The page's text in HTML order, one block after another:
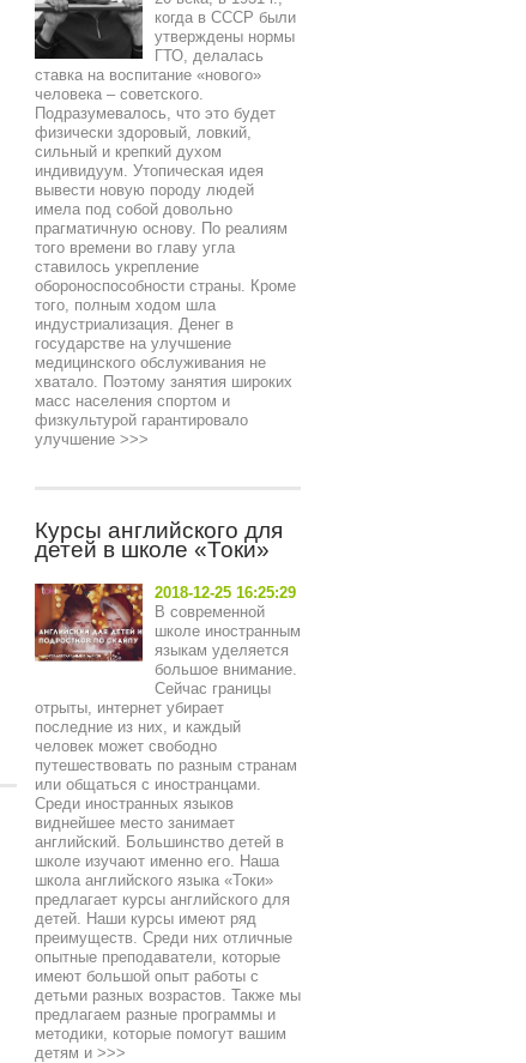
когда в СССР были
утверждены нормы
ГТО, делалась
ставка на воспитание «нового»
человека – советского.
Подразумевалось, что это будет
физически здоровый, ловкий,
сильный и крепкий духом
индивидуум. Утопическая идея
вывести новую породу людей
имела под собой довольно
прагматичную основу. По реалиям
того времени во главу угла
ставилось укрепление
обороноспособности страны. Кроме
того, полным ходом шла
индустриализация. Денег в
государстве на улучшение
медицинского обслуживания не
хватало. Поэтому занятия широких
масс населения спортом и
физкультурой гарантировало
улучшение>>>
Курсы английского для
детей в школе «Токи»
2018-12-25 16:25:29
В современной
школе иностранным
языкам уделяется
большое внимание.
Сейчас границы
отрыты, интернет убирает
последние из них, и каждый
человек может свободно
путешествовать по разным странам
или общаться с иностранцами.
Среди иностранных языков
виднейшее место занимает
английский. Большинство детей в
школе изучают именно его. Наша
школа английского языка «Токи»
предлагает курсы английского для
детей. Наши курсы имеют ряд
преимуществ. Среди них отличные
опытные преподаватели, которые
имеют большой опыт работы с
детьми разных возрастов. Также мы
предлагаем разные программы и
методики, которые помогут вашим
детям и>>>